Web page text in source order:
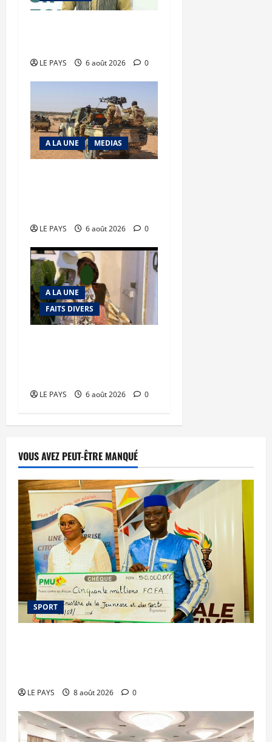
LE PAYS 6 août 2026 0
A LA UNE MEDIAS
LE PAYS 6 août 2026 0
A LA UNE
FAITS DIVERS
LE PAYS 6 août 2026 0
VOUS AVEZ PEUT-ÊTRE MANQUÉ
SPORT
LE PAYS 8 août 2026 0